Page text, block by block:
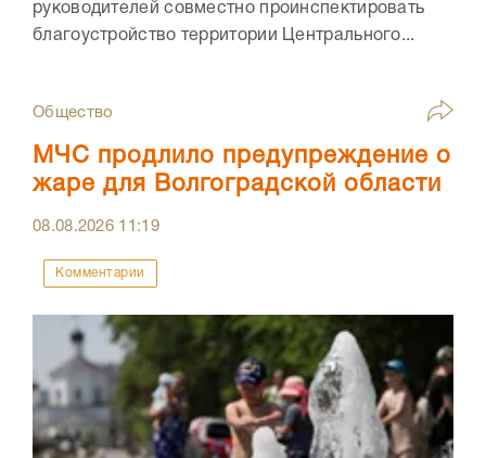
руководителей совместно проинспектировать
благоустройство территории Центрального...
Общество
МЧС продлило предупреждение о
жаре для Волгоградской области
08.08.2026 11:19
Комментарии